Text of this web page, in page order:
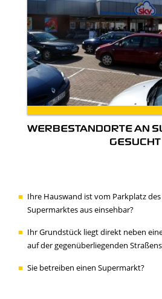
WERBESTANDORTE AN
GESUCHT
Ihre Hauswand ist vom Parkplatz
Supermarktes aus einsehbar?
Ihr Grundstück liegt direkt neben
auf der gegenüberliegenden
Sie betreiben einen Supermarkt?